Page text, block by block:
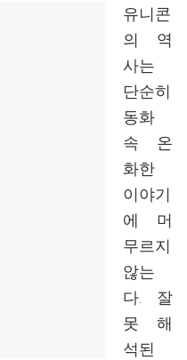
유니콘
의 역
사는
단순히
동화
속 온
화한
이야기
에 머
무르지
않는
다. 잘
못 해
석된